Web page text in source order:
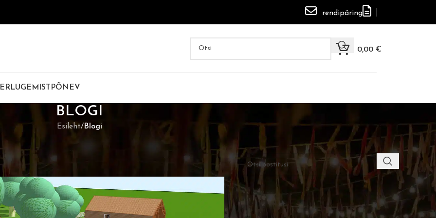
rendipäring
0,00 €
LUGEMIST PÕNEV
BLOGI
Esileht/Blogi
RIPUTUSVIISID
VIIMASED POSTITUSED